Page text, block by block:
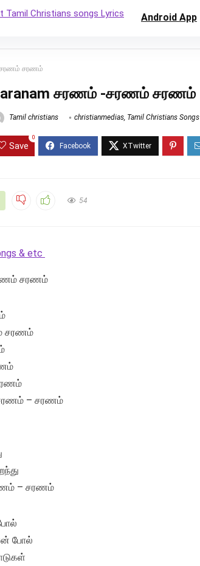
Android App
சரணம் சரணம்
சரணம் -சரணம் சரணம்
Tamil christians christianmedias, Tamil Christians Songs
Save
0
54
& etc
சரணம்
சரணம்
– சரணம்
– சரணம்
போல்